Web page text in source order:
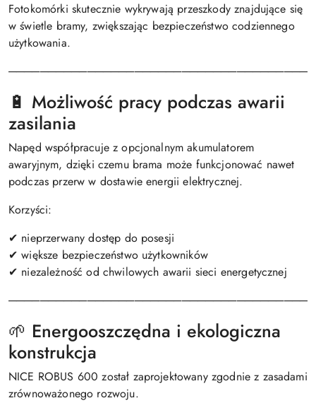
Fotokomórki skutecznie wykrywają przeszkody znajdujące się
w świetle bramy, zwiększając bezpieczeństwo codziennego
użytkowania.
🔋 Możliwość pracy podczas awarii
zasilania
Napęd współpracuje z opcjonalnym akumulatorem
awaryjnym, dzięki czemu brama może funkcjonować nawet
podczas przerw w dostawie energii elektrycznej.
Korzyści:
✔ nieprzerwany dostęp do posesji
✔ większe bezpieczeństwo użytkowników
✔ niezależność od chwilowych awarii sieci energetycznej
🌱 Energooszczędna i ekologiczna
konstrukcja
NICE ROBUS 600 został zaprojektowany zgodnie z zasadami
zrównoważonego rozwoju.